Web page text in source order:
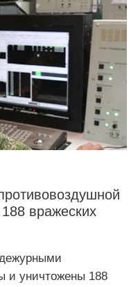
вражеских
и уничтожены 188